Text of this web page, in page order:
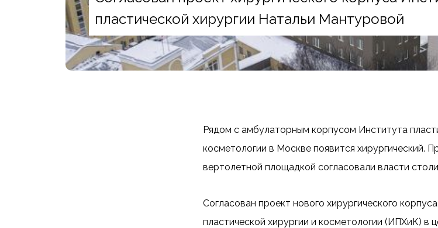
пластической хирургии Натальи Мантуровой
Рядом с амбулаторным корпусом Института
косметологии в Москве появится хирургический.
вертолетной площадкой согласовали власти
Согласован проект нового хирургического
пластической хирургии и косметологии (ИПХиК) в